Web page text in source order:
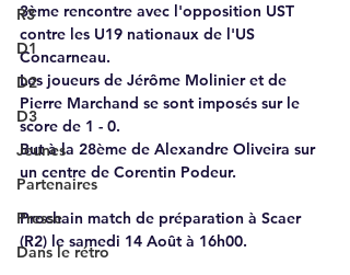
R3
D1
D2
D3
Jeunes
Partenaires
Presse
Dans le rétro
3ème rencontre avec l'opposition UST
contre les U19 nationaux de l'US
Concarneau.
Les joueurs de Jérôme Molinier et de
Pierre Marchand se sont imposés sur le
score de 1 - 0.
But à la 28ème de Alexandre Oliveira sur
un centre de Corentin Podeur.
Prochain match de préparation à Scaer
(R2) le samedi 14 Août à 16h00.